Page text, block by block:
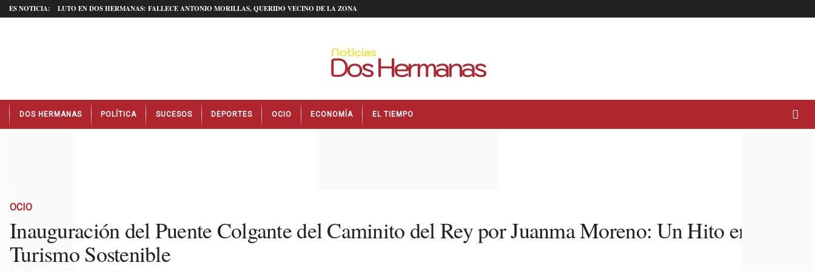
ES NOTICIA: LUTO EN DOS HERMANAS: FALLECE ANTONIO MORILLAS, QUERIDO VECINO DE LA ZONA
t
DOS HERMANAS POLÍTICA SUCESOS DEPORTES OCIO ECONOMÍA EL TIEMPO
OCIO
Inauguración del Puente Colgante del Caminito del Rey por Juanma Moreno: Un Hito en el
Turismo Sostenible